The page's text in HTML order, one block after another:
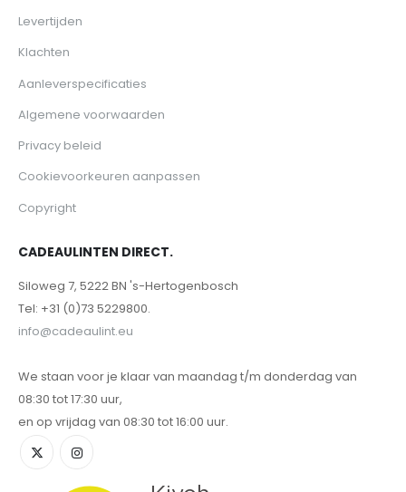
Levertijden
Klachten
Aanleverspecificaties
Algemene voorwaarden
Privacy beleid
Cookievoorkeuren aanpassen
Copyright
CADEAULINTEN DIRECT.
Siloweg 7, 5222 BN 's-Hertogenbosch
Tel: +31 (0)73 5229800.
info@cadeaulint.eu
We staan voor je klaar van maandag t/m donderdag van
08:30 tot 17:30 uur,
en op vrijdag van 08:30 tot 16:00 uur.